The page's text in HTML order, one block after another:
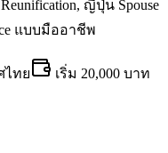
Reunification, ญี่ปุ่น Spouse
แบบมืออาชีพ
ไทย เริ่ม 20,000 บาท